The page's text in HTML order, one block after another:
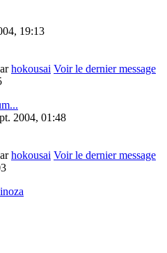
19:13
hokousai Voir le dernier message
2004, 01:48
hokousai Voir le dernier message